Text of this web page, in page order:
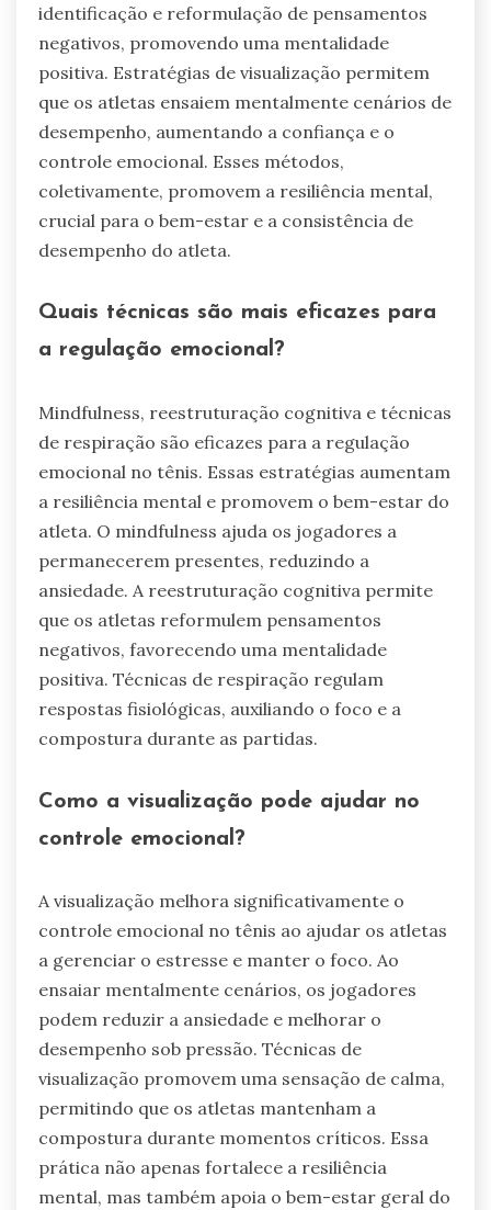
identificação e reformulação de pensamentos
negativos, promovendo uma mentalidade
positiva. Estratégias de visualização permitem
que os atletas ensaiem mentalmente cenários de
desempenho, aumentando a confiança e o
controle emocional. Esses métodos,
coletivamente, promovem a resiliência mental,
crucial para o bem-estar e a consistência de
desempenho do atleta.
Quais técnicas são mais eficazes para
a regulação emocional?
Mindfulness, reestruturação cognitiva e técnicas
de respiração são eficazes para a regulação
emocional no tênis. Essas estratégias aumentam
a resiliência mental e promovem o bem-estar do
atleta. O mindfulness ajuda os jogadores a
permanecerem presentes, reduzindo a
ansiedade. A reestruturação cognitiva permite
que os atletas reformulem pensamentos
negativos, favorecendo uma mentalidade
positiva. Técnicas de respiração regulam
respostas fisiológicas, auxiliando o foco e a
compostura durante as partidas.
Como a visualização pode ajudar no
controle emocional?
A visualização melhora significativamente o
controle emocional no tênis ao ajudar os atletas
a gerenciar o estresse e manter o foco. Ao
ensaiar mentalmente cenários, os jogadores
podem reduzir a ansiedade e melhorar o
desempenho sob pressão. Técnicas de
visualização promovem uma sensação de calma,
permitindo que os atletas mantenham a
compostura durante momentos críticos. Essa
prática não apenas fortalece a resiliência
mental, mas também apoia o bem-estar geral do